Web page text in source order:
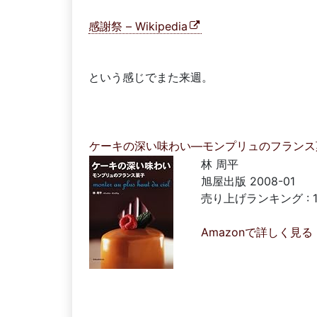
感謝祭 – Wikipedia
という感じでまた来週。
ケーキの深い味わい―モンプリュのフラン
林 周平
旭屋出版 2008-01
売り上げランキング :
Amazonで詳しく見る